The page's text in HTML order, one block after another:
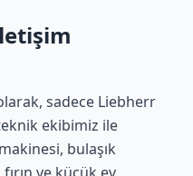
sadece Liebherr
ekibimiz ile
bulaşık